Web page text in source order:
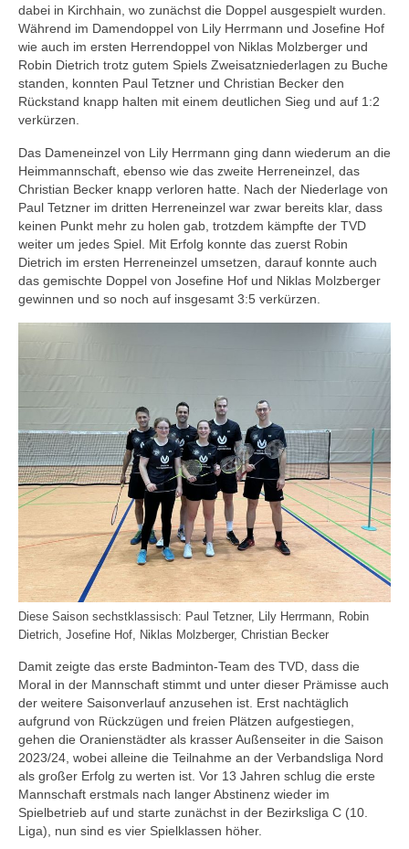
U13-Mannschaft
U11-Mannschaft
Archiv
Tabelle Bezirksoberliga | Saison
2024/2025
Tabelle Bezirksliga B | Saison 2025/2026
Tabelle Jugendklasse | Saison 2024/2025
Tabelle U19-Mini | Saison 2024/2025
Tabelle U15-Mini | Saison 2024/2025
Tabelle U13-Mini | Saison 2024/2025
Saison 2023/2024
Tabelle Verbandsliga Nord | Saison
2023/2024
Tabelle Jugendklasse | Saison 2023/2024
Tabelle U19-Mini | Saison 2023/2024
Tabelle Schülerklasse | Saison 2023/2024
Tabelle U15-Mini | Saison 2023/2024
Tabelle U13-Mini | Saison 2023/2024
Saison 2022/2023
Saison 2021/2022
dabei in Kirchhain, wo zunächst die Doppel ausgespielt wurden.
Während im Damendoppel von Lily Herrmann und Josefine Hof
wie auch im ersten Herrendoppel von Niklas Molzberger und
Robin Dietrich trotz gutem Spiels Zweisatzniederlagen zu Buche
standen, konnten Paul Tetzner und Christian Becker den
Rückstand knapp halten mit einem deutlichen Sieg und auf 1:2
verkürzen.
Das Dameneinzel von Lily Herrmann ging dann wiederum an die
Heimmannschaft, ebenso wie das zweite Herreneinzel, das
Christian Becker knapp verloren hatte. Nach der Niederlage von
Paul Tetzner im dritten Herreneinzel war zwar bereits klar, dass
keinen Punkt mehr zu holen gab, trotzdem kämpfte der TVD
weiter um jedes Spiel. Mit Erfolg konnte das zuerst Robin
Dietrich im ersten Herreneinzel umsetzen, darauf konnte auch
das gemischte Doppel von Josefine Hof und Niklas Molzberger
gewinnen und so noch auf insgesamt 3:5 verkürzen.
Diese Saison sechstklassisch: Paul Tetzner, Lily Herrmann, Robin
Dietrich, Josefine Hof, Niklas Molzberger, Christian Becker
Damit zeigte das erste Badminton-Team des TVD, dass die
Moral in der Mannschaft stimmt und unter dieser Prämisse auch
der weitere Saisonverlauf anzusehen ist. Erst nachtäglich
aufgrund von Rückzügen und freien Plätzen aufgestiegen,
gehen die Oranienstädter als krasser Außenseiter in die Saison
2023/24, wobei alleine die Teilnahme an der Verbandsliga Nord
als großer Erfolg zu werten ist. Vor 13 Jahren schlug die erste
Mannschaft erstmals nach langer Abstinenz wieder im
Spielbetrieb auf und starte zunächst in der Bezirksliga C (10.
Liga), nun sind es vier Spielklassen höher.